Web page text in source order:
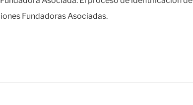
Fundadoras Asociadas.